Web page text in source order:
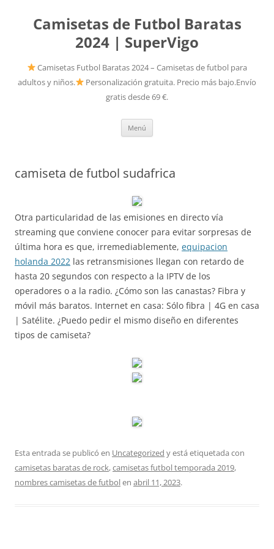
Camisetas de Futbol Baratas
2024 | SuperVigo
Camisetas Futbol Baratas 2024 – Camisetas de futbol para
adultos y niños.
Personalización gratuita. Precio más bajo.Envío
gratis desde 69 €.
Menú
camiseta de futbol sudafrica
Otra particularidad de las emisiones en directo vía
streaming que conviene conocer para evitar sorpresas de
última hora es que, irremediablemente, equipacion
holanda 2022 las retransmisiones llegan con retardo de
hasta 20 segundos con respecto a la IPTV de los
operadores o a la radio. ¿Cómo son las canastas? Fibra y
móvil más baratos. Internet en casa: Sólo fibra | 4G en casa
| Satélite. ¿Puedo pedir el mismo diseño en diferentes
tipos de camiseta?
Esta entrada se publicó en Uncategorized y está etiquetada con
camisetas baratas de rock,camisetas futbol temporada 2019,
nombres camisetas de futbolen abril 11, 2023.